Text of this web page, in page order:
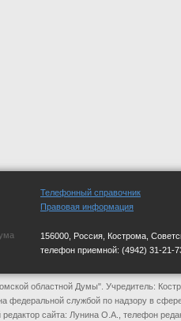
Телефонный справочник
Правовая информация
156000, Россия, Кострома,
телефон приемной: (4942) 31-21-
областной Думы". Учредитель:
федеральной службой по надзору в
редактор сайта: Лунина О.А., телефон